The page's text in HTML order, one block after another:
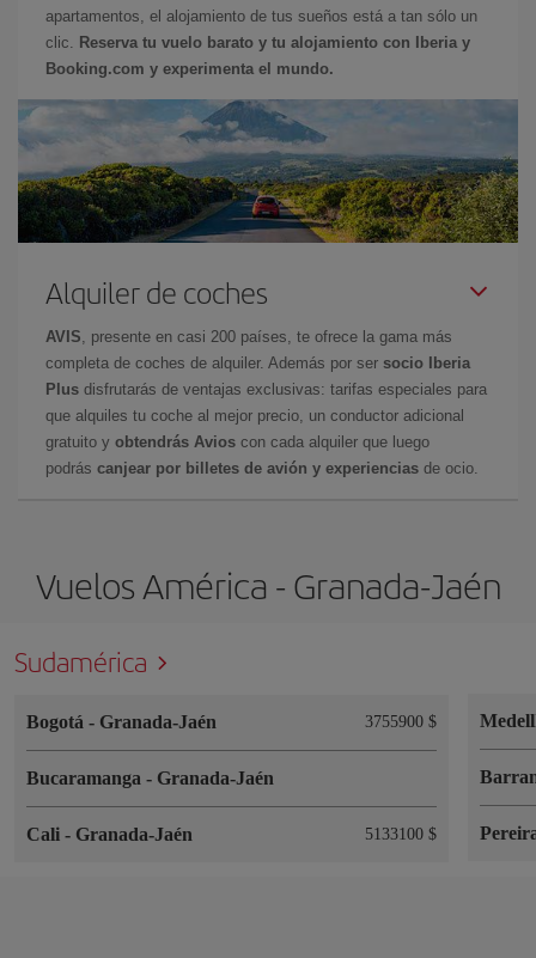
apartamentos, el alojamiento de tus sueños está a tan sólo un
clic.
Reserva tu vuelo barato y tu alojamiento con Iberia y
Booking.com y experimenta el mundo.
Alquiler de coches
AVIS , presente en casi 200 países, te ofrece la gama más
completa de coches de alquiler. Además por ser socio Iberia
Plus disfrutarás de ventajas exclusivas: tarifas especiales para
que alquiles tu coche al mejor precio, un conductor adicional
gratuito y obtendrás Avios con cada alquiler que luego
podrás canjear por billetes de avión y experiencias de ocio.
Vuelos América - Granada-Jaén
Sudamérica
Bogotá - Granada-Jaén 3755900 $
Bucaramanga - Granada-Jaén
Cali - Granada-Jaén 5133100 $